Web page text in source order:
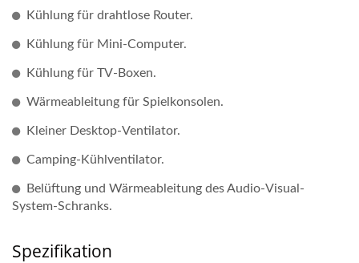
Kühlung für drahtlose Router.
Kühlung für Mini-Computer.
Kühlung für TV-Boxen.
Wärmeableitung für Spielkonsolen.
Kleiner Desktop-Ventilator.
Camping-Kühlventilator.
Belüftung und Wärmeableitung des Audio-Visual-
System-Schranks.
Spezifikation